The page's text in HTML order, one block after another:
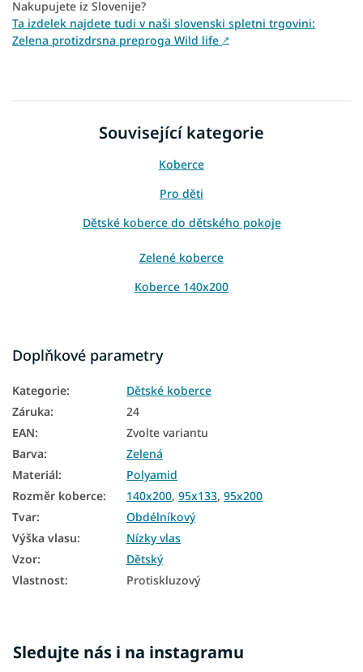
Nakupujete iz Slovenije?
Ta izdelek najdete tudi v naši slovenski spletni trgovini:
Zelena protizdrsna preproga Wild life ↗
Související kategorie
Koberce
Pro děti
Dětské koberce do dětského pokoje
Zelené koberce
Koberce 140x200
Doplňkové parametry
Kategorie:
Dětské koberce
Záruka:
24
EAN:
Zvolte variantu
Barva:
Zelená
Materiál:
Polyamid
Rozměr koberce: 140x200, 95x133, 95x200
Tvar:
Obdélníkový
Výška vlasu:
Nízky vlas
Vzor:
Dětský
Vlastnost: Protiskluzový
Sledujte nás i na instagramu